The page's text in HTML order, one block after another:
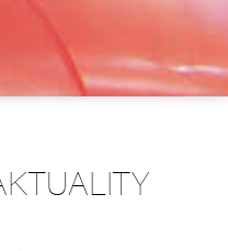
!!!
cz s.r.o. IČ 25390732 ke